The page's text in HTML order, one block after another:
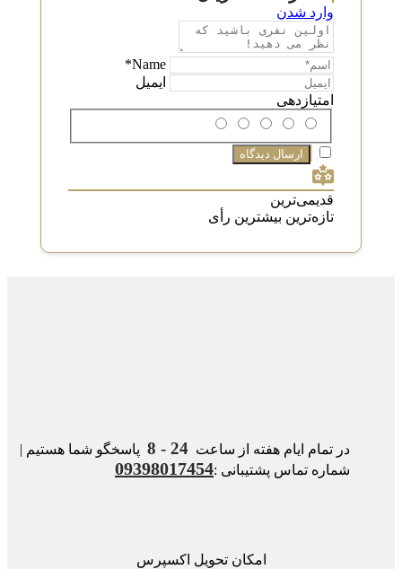
وارد شدن
Name*
امتیازدهی
قدیمی‌ترین
تازه‌ترین بیشترین رأی
در تمام ایام هفته از ساعت24 - 8
پاسخگو شما هستیم |
شماره تماس پشتیبانی :09398017454
امکان تحویل اکسپرس